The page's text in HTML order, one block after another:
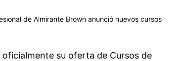
de Almirante Brown anunció nuevos cursos
su oferta de Cursos de